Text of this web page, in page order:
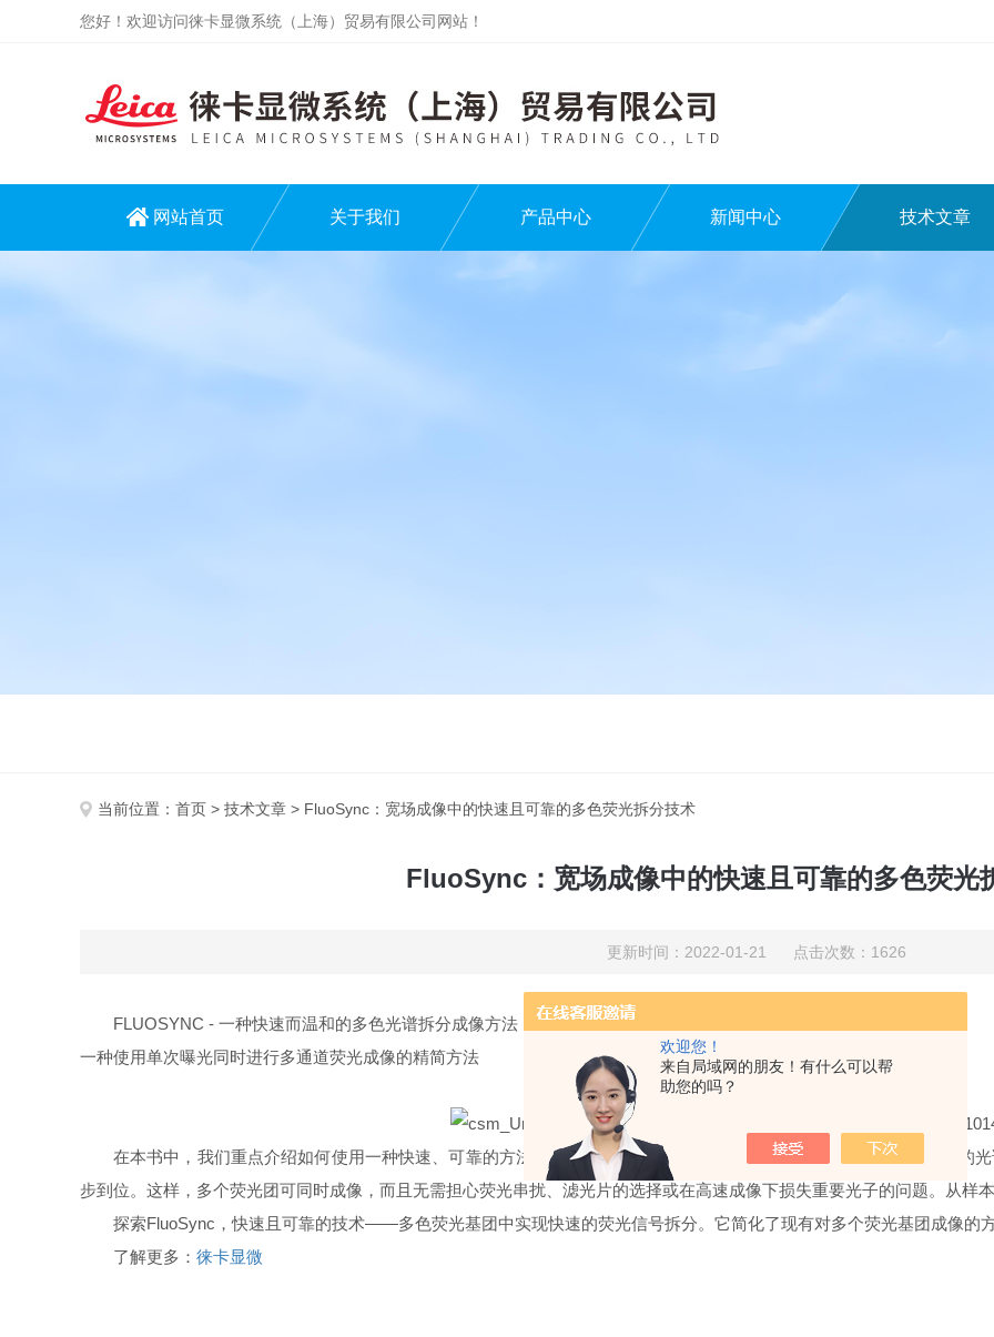
欢迎您！
来自局域网的朋友！有什么可以帮
助您的吗？
您好！欢迎访问徕卡显微系统（上海）贸易有限公司网站！
网站首页 关于我们 产品中心 新闻中心 技术文章
当前位置： 首页 > 技术文章 > FluoSync：宽场成像中的快速且可靠的多色荧光拆分技术
FluoSync：宽场成像中的快速且可靠的多色荧光
更新时间：2022-01-21 点击次数：1626
FLUOSYNC - 一种快速而温和的多色光谱拆分成像方法
一种使用单次曝光同时进行多通道荧光成像的精简方法
在本书中，我们重点介绍如何使用一种快速、可靠的方法在荧光显微镜下获得高质量多通道图像。FluoSync 将现有的
步到位。这样，多个荧光团可同时成像，而且无需担心荧光串扰、滤光片的选择或在高速成像下损失重要光子的问题。从样
探索FluoSync，快速且可靠的技术——多色荧光基团中实现快速的荧光信号拆分。它简化了现有对多个荧光基团成像的
了解更多： 徕卡显微